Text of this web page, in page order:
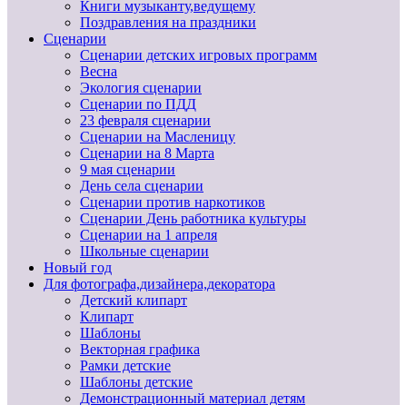
Книги музыканту,ведущему
Поздравления на праздники
Сценарии
Сценарии детских игровых программ
Весна
Экология сценарии
Сценарии по ПДД
23 февраля сценарии
Сценарии на Масленицу
Сценарии на 8 Марта
9 мая сценарии
День села сценарии
Сценарии против наркотиков
Сценарии День работника культуры
Сценарии на 1 апреля
Школьные сценарии
Новый год
Для фотографа,дизайнера,декоратора
Детский клипарт
Клипарт
Шаблоны
Векторная графика
Рамки детские
Шаблоны детские
Демонстрационный материал детям